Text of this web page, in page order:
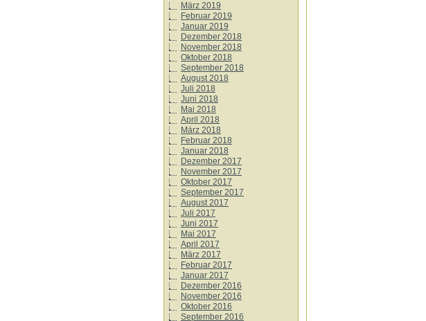
März 2019
Februar 2019
Januar 2019
Dezember 2018
November 2018
Oktober 2018
September 2018
August 2018
Juli 2018
Juni 2018
Mai 2018
April 2018
März 2018
Februar 2018
Januar 2018
Dezember 2017
November 2017
Oktober 2017
September 2017
August 2017
Juli 2017
Juni 2017
Mai 2017
April 2017
März 2017
Februar 2017
Januar 2017
Dezember 2016
November 2016
Oktober 2016
September 2016